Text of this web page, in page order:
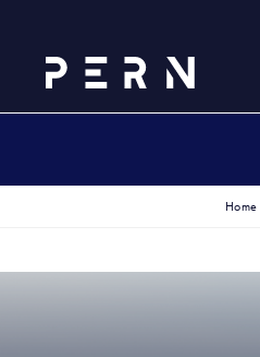
Home